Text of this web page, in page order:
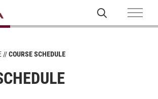
COURSE SCHEDULE